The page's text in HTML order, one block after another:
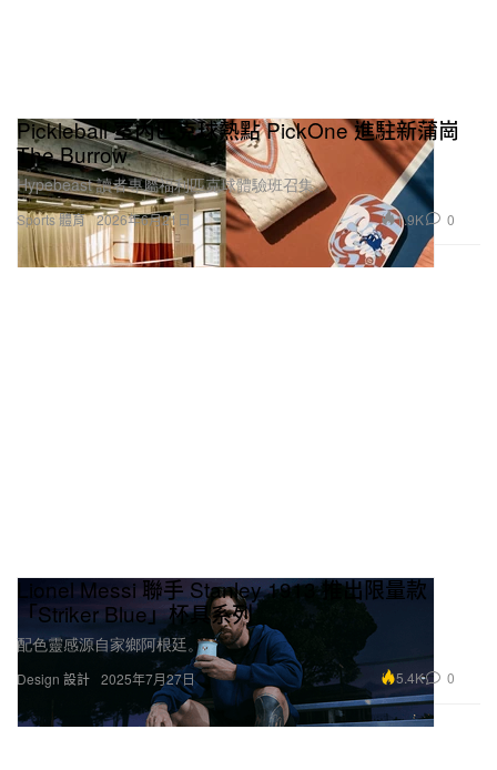
Sports 體育
Pickleball 室內匹克球熱點 PickOne 進駐新蒲崗
The Burrow
Hypebeast 讀者專屬福利匹克球體驗班召集。
2026年6月21日 1.9K 0
Design 設計
Lionel Messi 聯手 Stanley 1913 推出限量款
「Striker Blue」杯具系列
配色靈感源自家鄉阿根廷。
2025年7月27日 5.4K 0